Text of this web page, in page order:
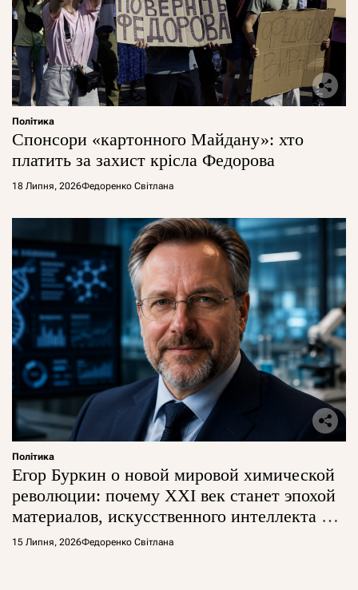
Політика
Спонсори «картонного Майдану»: хто
платить за захист крісла Федорова
18 Липня, 2026Федоренко Світлана
Політика
Егор Буркин о новой мировой химической
революции: почему XXI век станет эпохой
материалов, искусственного интеллекта и
глобальной борьбы за технологии
15 Липня, 2026Федоренко Світлана